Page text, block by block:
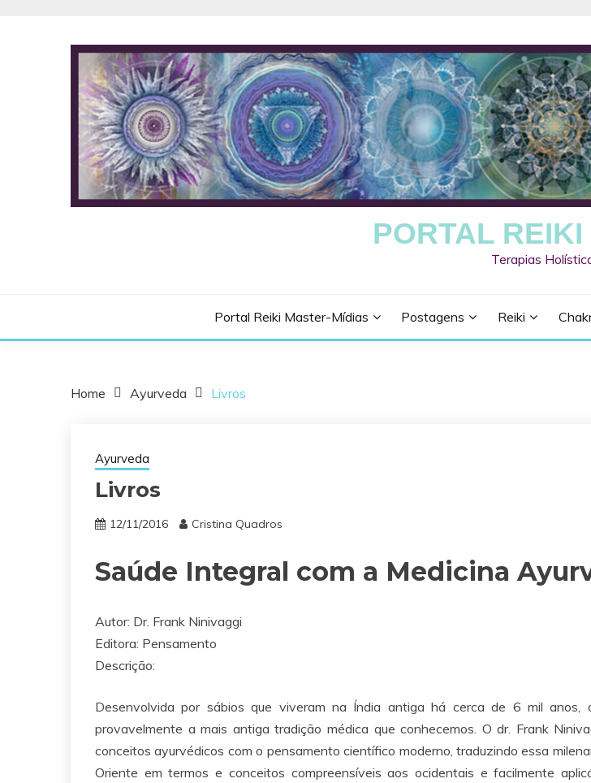
PORTAL
Terapias
Portal Reiki Master-Mídias Postagens Reiki
Home Ayurveda Livros
Ayurveda
Livros
12/11/2016 Cristina Quadros
Saúde Integral com a Medicina
Autor: Dr. Frank Ninivaggi
Editora: Pensamento
Descrição:
Desenvolvida por sábios que viveram na Índia antiga há cerca de 6 mil anos,
provavelmente a mais antiga tradição médica que conhecemos. O dr. Frank
conceitos ayurvédicos com o pensamento científico moderno, traduzindo essa
Oriente em termos e conceitos compreensíveis aos ocidentais e facilmente